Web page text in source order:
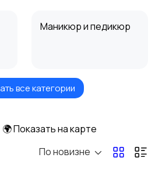
Маникюр и педикюр
Парфюмерия
Уход за волосами
все категории
🌍 Показать на карте
По новизне